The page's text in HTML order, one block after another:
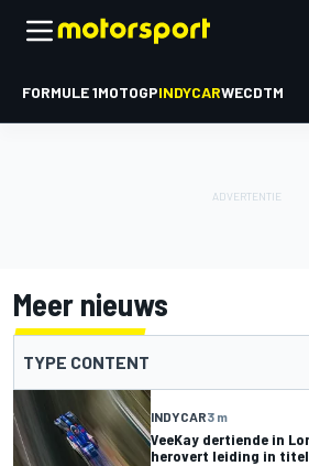
FORMULE 1MOTOGPINDYCARWECDTM
Meer nieuws
TYPE CONTENT
INDYCAR3 m
VeeKay dertiende in
herovert leiding in